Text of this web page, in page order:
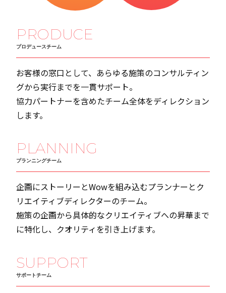
PRODUCE
プロデュースチーム
お客様の窓口として、あらゆる施策のコンサルティン
グから実行までを一貫サポート。
協力パートナーを含めたチーム全体をディレクション
します。
PLANNING
プランニングチーム
企画にストーリーとWowを組み込むプランナーとク
リエイティブディレクターのチーム。
施策の企画から具体的なクリエイティブへの昇華まで
に特化し、クオリティを引き上げます。
SUPPORT
サポートチーム